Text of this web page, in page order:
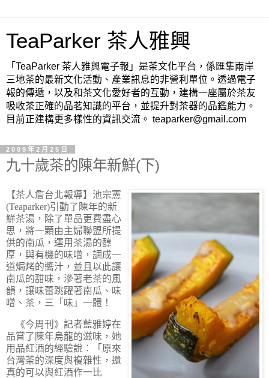
TeaParker 茶人雅興
「TeaParker 茶人雅興電子報」是茶文化平台，係匯集兩岸
三地茶的最新文化活動、產業訊息的非營利單位。透過電子
報的傳遞，以及和茶文化愛好者的互動，建構一座屬於茶友
吸收茶正確的品茗知識的平台，並提升對茶器的品鑑能力。
目前正建構更多樣性的資訊交流。 teaparker@gmail.com
2009年2月25日
九十歲茶的陳年新鮮(下)
【茶人詹台北報導】 池宗憲
(Teaparker)引動了陳年的新
鮮茶湯，除了單品更費盡心
思，將一顆由主婦聯盟所提
供的南瓜，運用茶湯的醇
厚，與有機的味噌，調成一
道焗烤的醬汁，並且以此讓
南瓜的甜味，滲著老茶的風
韻，讓味蕾跳躍著南瓜、味
噌、茶，三「味」一體！
《今周刊》記者藍雅婷在
品嘗了陳年烏龍的滋味，她
用品紅酒的經驗說：
「原來
台灣茶的深度與複雜性，還
真的可以與紅酒作一比